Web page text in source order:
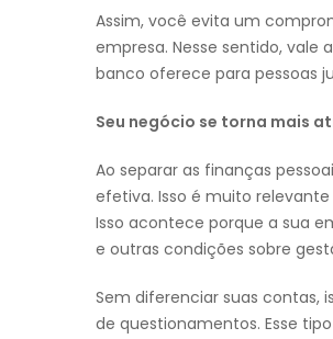
Assim, você evita um
empresa. Nesse sentido,
banco oferece para pessoas
Seu negócio se torna mais
Ao separar as finanças
efetiva. Isso é muito
Isso acontece porque a sua
e outras condições sobre
Sem diferenciar suas contas,
de questionamentos. Esse